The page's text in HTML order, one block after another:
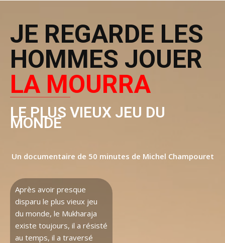
JE REGARDE LES
HOMMES JOUER
LA MOURRA
LE PLUS VIEUX JEU DU
MONDE
Un documentaire de 50 minutes de Michel Champouret
Après avoir presque
disparu le plus vieux jeu
du monde, le Mukharaja
existe toujours, il a résisté
au temps, il a traversé